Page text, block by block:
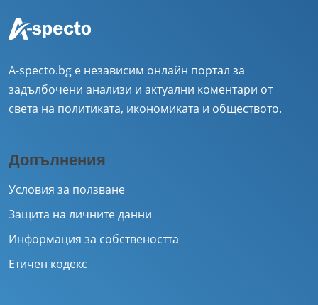
A-specto.bg е независим онлайн портал за
задълбочени анализи и актуални коментари от
света на политиката, икономиката и обществото.
Допълнения
Условия за ползване
Защита на личните данни
Информация за собствеността
Етичен кодекс